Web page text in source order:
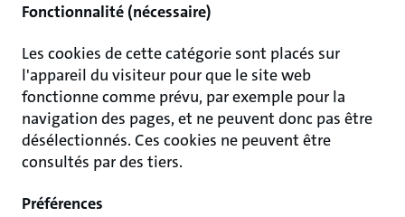
Fonctionnalité (nécessaire)
Les cookies de cette catégorie sont placés sur
l'appareil du visiteur pour que le site web
fonctionne comme prévu, par exemple pour la
navigation des pages, et ne peuvent donc pas être
désélectionnés. Ces cookies ne peuvent être
consultés par des tiers.
Préférences